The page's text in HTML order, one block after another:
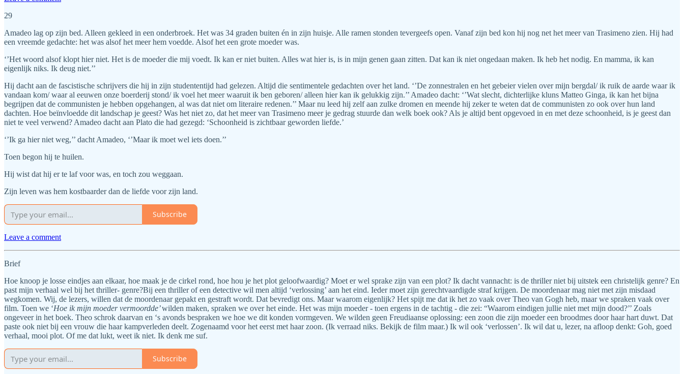
29
Amadeo lag op zijn bed. Alleen gekleed in een onderbroek. Het was 34 graden buiten én in zijn huisje. Alle ramen stonden tevergeefs open. Vanaf zijn bed kon hij nog net het meer van Trasimeno zien. Hij had
een vreemde gedachte: het was alsof het meer hem voedde. Alsof het een grote moeder was.
‘’Het woord alsof klopt hier niet. Het is de moeder die mij voedt. Ik kan er niet buiten. Alles wat hier is, is in mijn genen gaan zitten. Dat kan ik niet ongedaan maken. Ik heb het nodig. En mamma, ik kan
eigenlijk niks. Ik deug niet.’’
Hij dacht aan de fascistische schrijvers die hij in zijn studententijd had gelezen. Altijd die sentimentele gedachten over het land. ‘’De zonnestralen en het gebeier vielen over mijn bergdal/ ik ruik de aarde waar ik
vandaan kom/ waar al eeuwen onze boerderij stond/ ik voel het meer waaruit ik ben geboren/ alleen hier kan ik gelukkig zijn.’’ Amadeo dacht: ‘’Wat slecht, dichterlijke kluns Matteo Ginga, ik kan het bijna
begrijpen dat de communisten je hebben opgehangen, al was dat niet om literaire redenen.’’ Maar nu leed hij zelf aan zulke dromen en meende hij zeker te weten dat de communisten zo ook over hun land
dachten. Hoe beïnvloedde dit landschap je geest? Was het niet zo, dat het meer van Trasimeno meer je gedrag stuurde dan welk boek ook? Als je altijd bent opgevoed in en met deze schoonheid, is je geest dan
niet te veel verwend? Amadeo dacht aan Plato die had gezegd: ‘Schoonheid is zichtbaar geworden liefde.’
‘’Ik ga hier niet weg,’’ dacht Amadeo, ‘’Maar ik moet wel iets doen.’’
Toen begon hij te huilen.
Hij wist dat hij er te laf voor was, en toch zou weggaan.
Zijn leven was hem kostbaarder dan de liefde voor zijn land.
Subscribe
Leave a comment
Brief
Hoe knoop je losse eindjes aan elkaar, hoe maak je de cirkel rond, hoe hou je het plot geloofwaardig? Moet er wel sprake zijn van een plot? Ik dacht vannacht: is de thriller niet bij uitstek een christelijk genre? En
past mijn verhaal wel bij het thriller- genre?Bij een thriller of een detective wil men altijd ‘verlossing’ aan het eind. Ieder moet zijn gerechtvaardigde straf krijgen. De moordenaar mag niet met zijn misdaad
wegkomen. Wij, de lezers, willen dat de moordenaar gepakt en gestraft wordt. Dat bevredigt ons. Maar waarom eigenlijk? Het spijt me dat ik het zo vaak over Theo van Gogh heb, maar we spraken vaak over
film. Toen we ‘Hoe ik mijn moeder vermoordde’wilden maken, spraken we over het einde. Het was mijn moeder - toen ergens in de tachtig - die zei: “Waarom eindigen jullie niet met mijn dood?’’ Zoals
ongeveer in het boek. Theo schrok daarvan en ‘s avonds bespraken we hoe we dit konden vormgeven. We wilden geen Freudiaanse oplossing: een zoon die zijn moeder een broodmes door haar hart duwt. Dat
paste ook niet bij een vrouw die haar kampverleden deelt. Zogenaamd voor het eerst met haar zoon. (Ik verraad niks. Bekijk de film maar.) Ik wil ook ‘verlossen’. Ik wil dat u, lezer, na afloop denkt: Goh, goed
verhaal, mooi plot. Of me dat lukt, weet ik niet. Ik denk me suf.
Subscribe